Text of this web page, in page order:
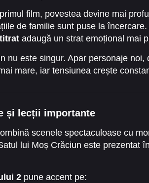
film, povestea devine mai
de familie sunt puse la încercare.
adaugă un strat emoțional mai
nu este singur. Apar personaje
mare, iar tensiunea crește
și lecții importante
scenele spectaculoase cu
lui Moș Crăciun este prezentat
2 pune accent pe: